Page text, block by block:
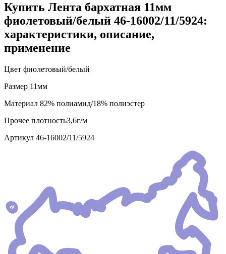
Купить Лента бархатная 11мм
фиолетовый/белый 46-16002/11/5924:
характеристики, описание,
применение
Цвет фиолетовый/белый
Размер 11мм
Материал 82% полиамид/18% полиэстер
Прочее плотность3,6г/м
Артикул 46-16002/11/5924